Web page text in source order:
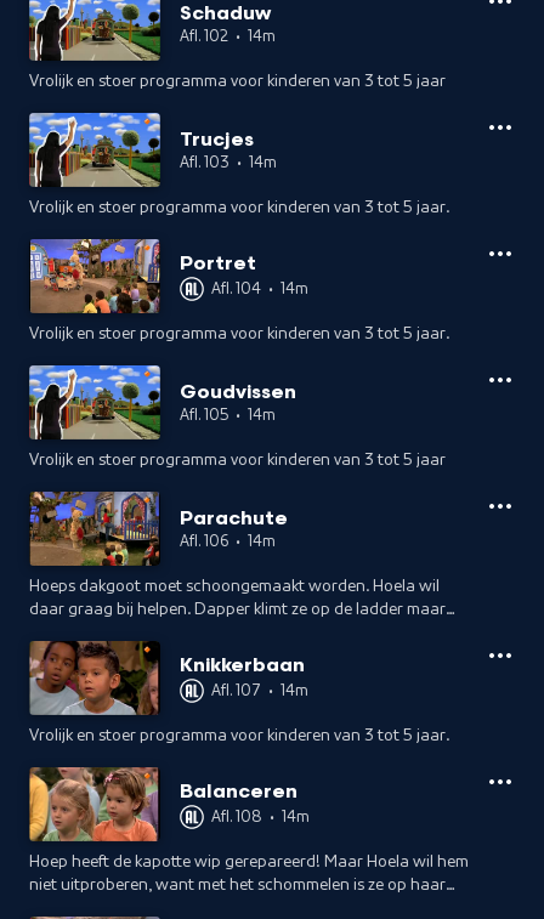
Schaduw
Afl. 102 • 14m
Vrolijk en stoer programma voor kinderen van 3 tot 5 jaar
Trucjes
Afl. 103 • 14m
Vrolijk en stoer programma voor kinderen van 3 tot 5 jaar.
Portret
Afl. 104 • 14m
Vrolijk en stoer programma voor kinderen van 3 tot 5 jaar.
Goudvissen
Afl. 105 • 14m
Vrolijk en stoer programma voor kinderen van 3 tot 5 jaar
Parachute
Afl. 106 • 14m
Hoeps dakgoot moet schoongemaakt worden. Hoela wil
daar graag bij helpen. Dapper klimt ze op de ladder maar
Knikkerbaan
Afl. 107 • 14m
Vrolijk en stoer programma voor kinderen van 3 tot 5 jaar.
Balanceren
Afl. 108 • 14m
Hoep heeft de kapotte wip gerepareerd! Maar Hoela wil hem
niet uitproberen, want met het schommelen is ze op haar